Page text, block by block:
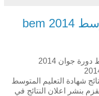
نتائج شهادة التعليم المتوسط 2014 bem
جوان 2014
شهادة التعليم المتوسط
نقزم بنشر اعلان النتائج في